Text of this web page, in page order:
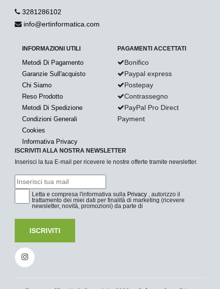
3281286102
info@ertinformatica.com
INFORMAZIONI UTILI
Metodi Di Pagamento
Garanzie Sull'acquisto
Chi Siamo
Reso Prodotto
Metodi Di Spedizione
Condizioni Generali
Cookies
Informativa Privacy
PAGAMENTI ACCETTATI
Bonifico
Paypal express
Postepay
Contrassegno
PayPal Pro Direct
Payment
ISCRIVITI ALLA NOSTRA NEWSLETTER
Inserisci la tua E-mail per ricevere le nostre offerte tramite newsletter.
Letta e compresa l'informativa sulla Privacy , autorizzo il
trattamento dei miei dati per finalità di marketing (ricevere
newsletter, novità, promozioni) da parte di
ISCRIVITI